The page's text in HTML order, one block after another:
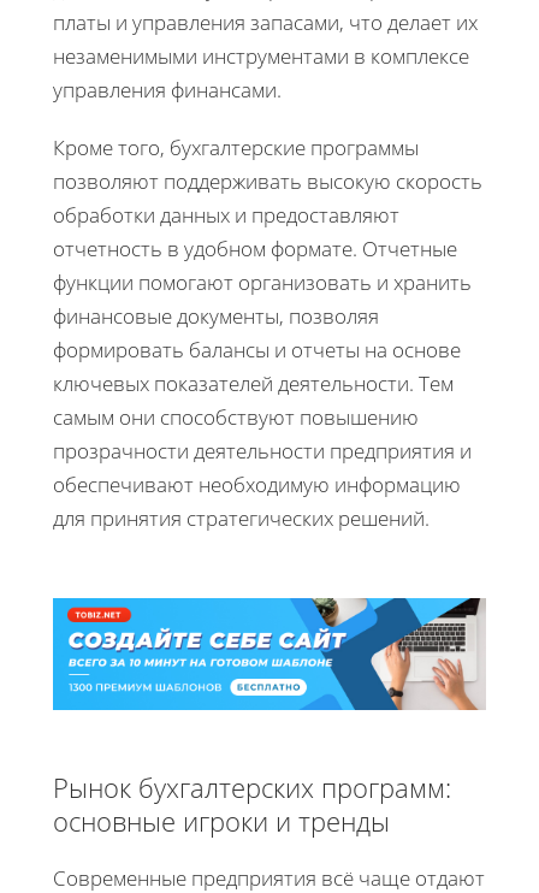
платы и управления запасами, что делает их
незаменимыми инструментами в комплексе
управления финансами.
Кроме того, бухгалтерские программы
позволяют поддерживать высокую скорость
обработки данных и предоставляют
отчетность в удобном формате. Отчетные
функции помогают организовать и хранить
финансовые документы, позволяя
формировать балансы и отчеты на основе
ключевых показателей деятельности. Тем
самым они способствуют повышению
прозрачности деятельности предприятия и
обеспечивают необходимую информацию
для принятия стратегических решений.
Рынок бухгалтерских программ:
основные игроки и тренды
Современные предприятия всё чаще отдают